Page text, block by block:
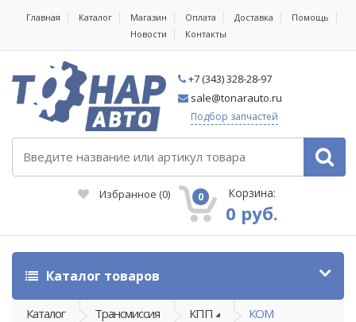
Главная Каталог Магазин Оплата Доставка
Помощь
Новости
Контакты
+7 (343) 328-28-97
sale@tonarauto.ru
Подбор запчастей
Избранное (0) 0 Корзина:
0 руб.
Каталог товаров
Каталог Трансмиссия КПП КОМ